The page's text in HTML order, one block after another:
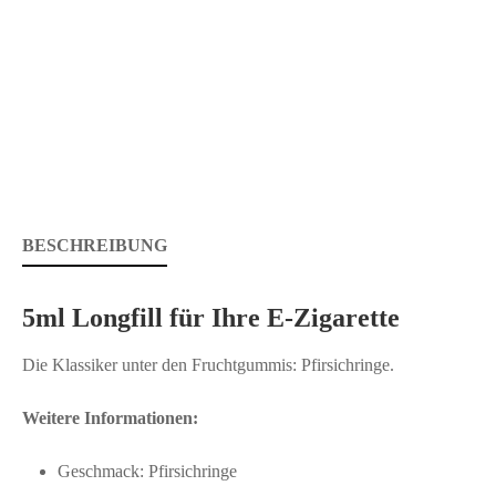
BESCHREIBUNG
5ml Longfill für Ihre E-Zigarette
Die Klassiker unter den Fruchtgummis: Pfirsichringe.
Weitere Informationen:
Geschmack: Pfirsichringe